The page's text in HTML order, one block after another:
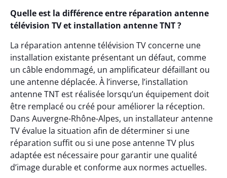
Quelle est la différence entre réparation antenne
télévision TV et installation antenne TNT ?
La réparation antenne télévision TV concerne une
installation existante présentant un défaut, comme
un câble endommagé, un amplificateur défaillant ou
une antenne déplacée. À l’inverse, l’installation
antenne TNT est réalisée lorsqu’un équipement doit
être remplacé ou créé pour améliorer la réception.
Dans Auvergne-Rhône-Alpes, un installateur antenne
TV évalue la situation afin de déterminer si une
réparation suffit ou si une pose antenne TV plus
adaptée est nécessaire pour garantir une qualité
d’image durable et conforme aux normes actuelles.